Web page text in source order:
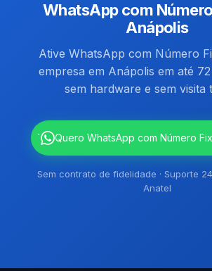
WhatsApp com
Anápolis
Ative WhatsApp com Número
empresa em Anápolis em até
sem hardware e sem visita
` Quero WhatsApp com Número
Sem contrato de fidelidade · Suporte
Anatel